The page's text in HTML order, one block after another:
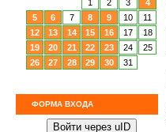
1
2 3
4
5
6 7 8 9 10
11
12
13 14 15 16 17
18
19
20 21 22 23 24
25
26
27 28 29 30 31
ФОРМА ВХОДА
Войти через uID